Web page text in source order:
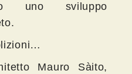
uno sviluppo
Mauro Sàito,